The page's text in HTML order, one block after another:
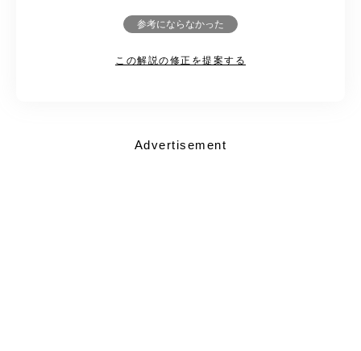
参考にならなかった
この解説の修正を提案する
Advertisement